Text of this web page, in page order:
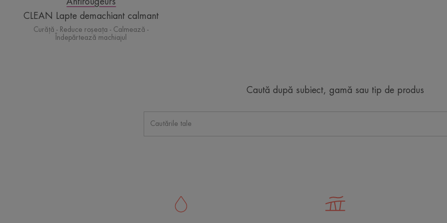
CLEAN Lapte demachiant calmant
Curăță - Reduce roșeața - Calmează -
Îndepărtează machiajul
Caută după subiect, gamă sau tip de produs